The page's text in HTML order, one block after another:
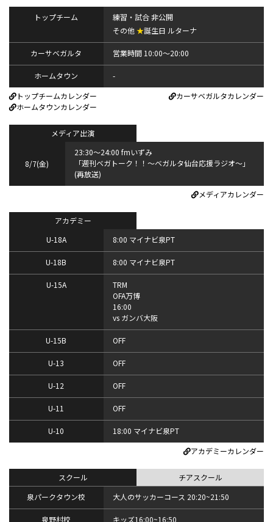
トップチーム
練習・試合 非公開
その他★誕生日 ルターナ
カーサベガルタ 営業時間 10:00～20:00
ホームタウン
-
トップチームカレンダー
カーサベガルタカレンダー
ホームタウンカレンダー
メディア出演
8/7(金)
23:30～24:00 fmいずみ
「週刊ベガトーク！！～ベガルタ仙台応援ラジオ～」
(再放送)
メディアカレンダー
アカデミー
U-18A
8:00 マイナビ泉PT
U-18B 8:00 マイナビ泉PT
U-15A
TRM
OFA万博
16:00
vs ガンバ大阪
U-15B OFF
U-13 OFF
U-12 OFF
U-11 OFF
U-10
18:00 マイナビ泉PT
アカデミーカレンダー
スクール
チアスクール
泉パークタウン校
大人のサッカーコース 20:20~21:50
泉野村校 キッズ16:00~16:50